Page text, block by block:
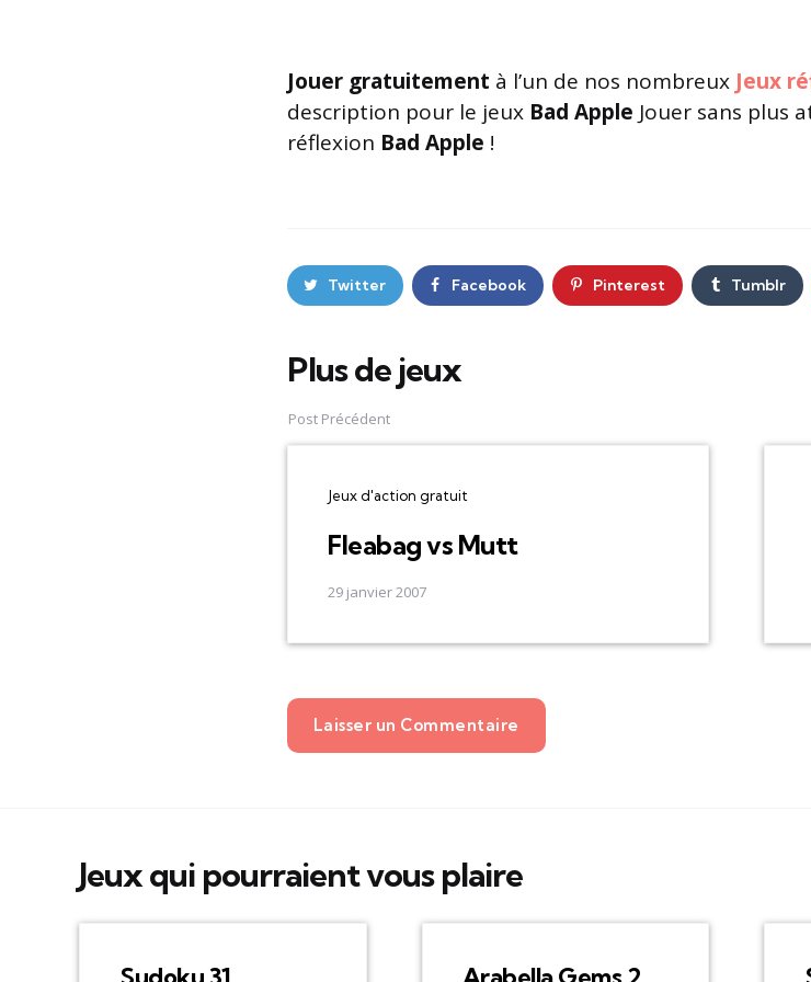
Jouer gratuitement à l’un de nos nombreux Jeux
description pour le jeux Bad Apple Jouer sans plus
réflexion Bad Apple !
Twitter Facebook Pinterest Tumblr
Plus de jeux
Post
navigation
Post Précédent
Jeux d'action gratuit
Fleabag vs Mutt
29 janvier 2007
Laisser un Commentaire
Jeux qui pourraient vous plaire